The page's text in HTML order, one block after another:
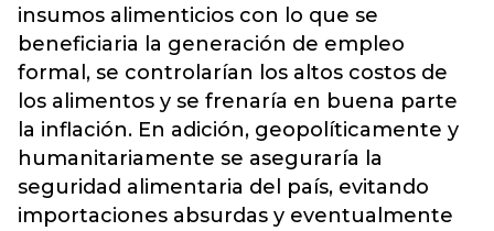
insumos alimenticios con lo que se
beneficiaria la generación de empleo
formal, se controlarían los altos costos de
los alimentos y se frenaría en buena parte
la inflación. En adición, geopolíticamente y
humanitariamente se aseguraría la
seguridad alimentaria del país, evitando
importaciones absurdas y eventualmente